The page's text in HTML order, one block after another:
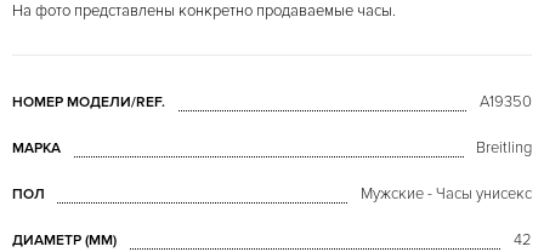
На фото представлены конкретно продаваемые часы.
НОМЕР МОДЕЛИ/REF. A19350
МАРКА Breitling
ПОЛ Мужские - Часы унисекс
ДИАМЕТР (MM) 42